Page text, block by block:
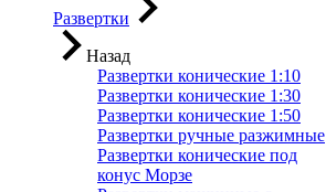
Развертки
Назад
Развертки конические 1:10
Развертки конические 1:30
Развертки конические 1:50
Развертки ручные разжимные
Развертки конические под
конус Морзе